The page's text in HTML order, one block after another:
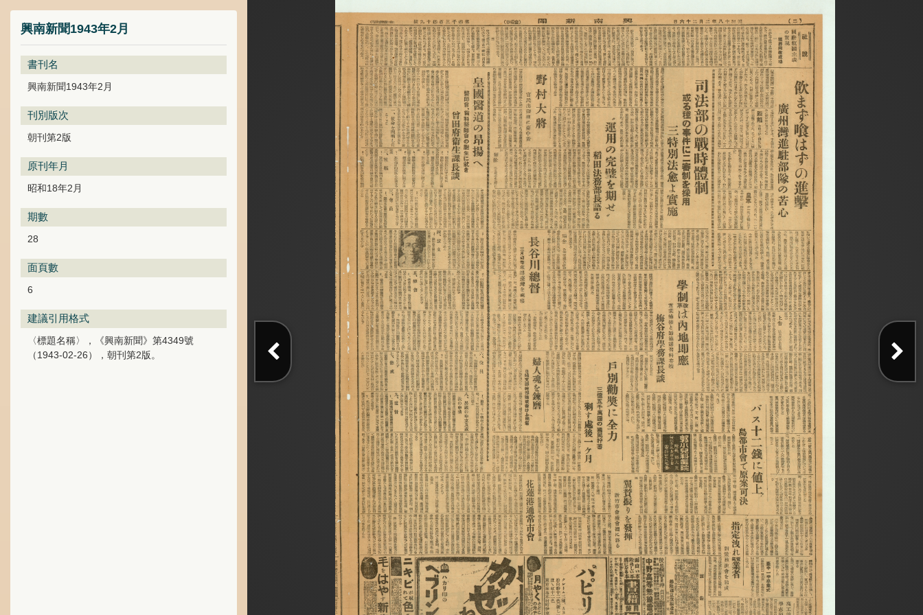
興南新聞1943年2月
書刊名
興南新聞1943年2月
刊別版次
朝刊第2版
原刊年月
昭和18年2月
期數
28
面頁數
6
建議引用格式
〈標題名稱〉，《興南新聞》第4349號
（1943-02-26），朝刊第2版。